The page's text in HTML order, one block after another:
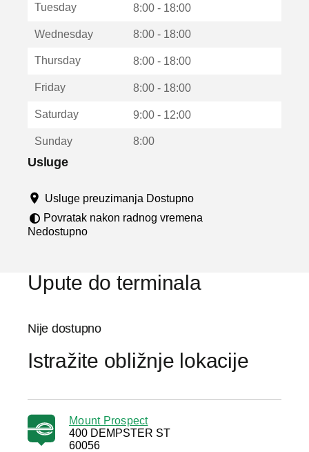
u
u
Tuesday 8:00 - 18:00
Wednesday 8:00 - 18:00
Thursday 8:00 - 18:00
Friday 8:00 - 18:00
Saturday 9:00 - 12:00
Sunday 8:00
Usluge
Usluge preuzimanja Dostupno
Povratak nakon radnog vremena
Nedostupno
Upute do terminala
Nije dostupno
Istražite obližnje lokacije
Mount Prospect
400 DEMPSTER ST
60056